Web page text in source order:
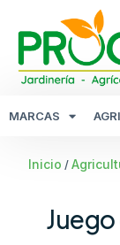
MARCAS
Inicio /